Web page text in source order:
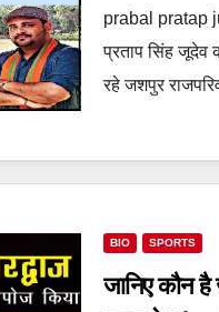
hindi
prabal pratap
प्रताप सिंह जूदेव
रहे जशपुर
BIO SPORTS
जानिए कौन है